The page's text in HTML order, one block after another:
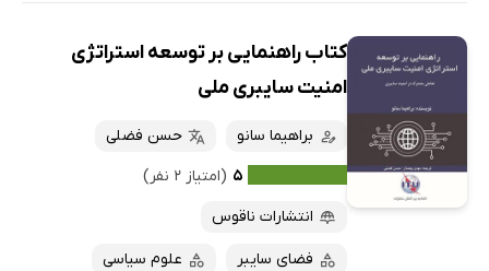
کتاب راهنمایی بر توسعه استراتژی
امنیت سایبری ملی
براهیما سانو
حسن فضلی
۵ (امتیاز ۲ نفر)
انتشارات ناقوس
فضای سایبر علوم سیاسی